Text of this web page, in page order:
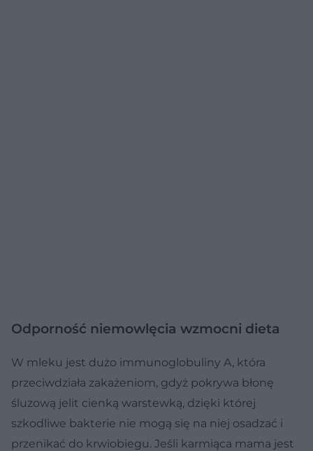
Odporność niemowlęcia wzmocni dieta
W mleku jest dużo immunoglobuliny A, która
przeciwdziała zakażeniom, gdyż pokrywa błonę
śluzową jelit cienką warstewką, dzięki której
szkodliwe bakterie nie mogą się na niej osadzać i
przenikać do krwiobiegu. Jeśli karmiąca mama jest